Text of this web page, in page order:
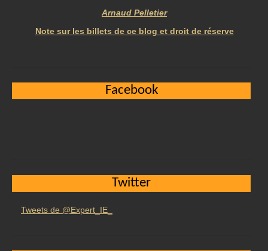
Arnaud Pelletier
Note sur les billets de ce blog et droit de réserve
Facebook
Twitter
Tweets de @Expert_IE_